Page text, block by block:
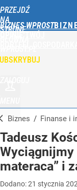
PRZEJDŹ
NA
STRONĘ
BIZNES WPROST
Biznes / Finanse i
Tadeusz
Wyciągnijmy
materaca” i
Dodano:21 stycznia